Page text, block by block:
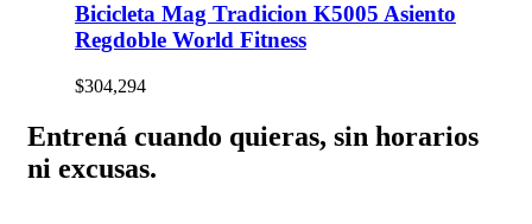
Bicicleta Mag Tradicion K5005 Asiento
Regdoble World Fitness
$304,294
Entrená cuando quieras, sin horarios
ni excusas.